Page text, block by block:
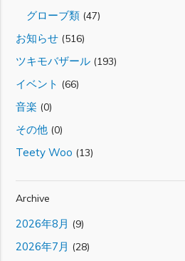
グローブ類(47)
お知らせ(516)
ツキモバザール(193)
イベント (66)
音楽 (0)
その他(0)
Teety Woo (13)
Archive
2026年8月 (9)
2026年7月 (28)